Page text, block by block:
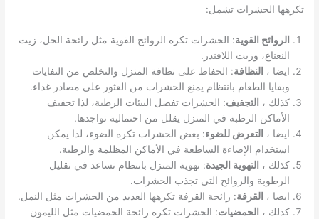
تكرهها الحشرات تشمل:
الروائح القوية: الحشرات تكره الروائح القوية مثل رائحة الخل، زيت
النعناع، وزيت اللافندر.
ايضا ، النظافة: الحفاظ على نظافة المنزل والتخلص من النفايات
وبقايا الطعام بانتظام يمنع الحشرات من العثور على مصادر غذاء.
كذلك ، التجفيف: الحشرات تفضل البيئات الرطبة، لذا تجفيف
الأماكن الرطبة في المنزل يقلل من احتمالية تواجدها.
ايضا ، التعرض للضوء: بعض الحشرات تكره الضوء، لذا يمكن
استخدام الإضاءة الساطعة في الأماكن المظلمة والرطبة.
كذلك ، التهوية الجيدة: تهوية المنزل بانتظام تساعد في تقليل
الرطوبة والروائح التي تجذب الحشرات.
ايضا ، القرفة: رائحة القرفة تكرهها العديد من الحشرات مثل النمل.
كذلك ، الحمضيات: الحشرات تكره رائحة الحمضيات مثل الليمون